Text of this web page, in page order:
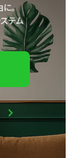
。
テム